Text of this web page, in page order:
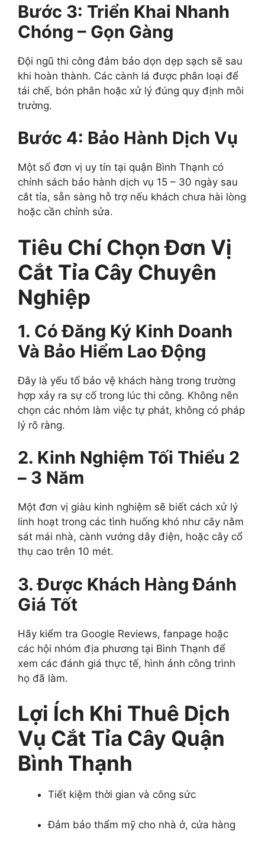
Bước 3: Triển Khai Nhanh
Chóng – Gọn Gàng
Đội ngũ thi công đảm bảo dọn dẹp sạch sẽ sau
khi hoàn thành. Các cành lá được phân loại để
tái chế, bón phân hoặc xử lý đúng quy định môi
trường.
Bước 4: Bảo Hành Dịch Vụ
Một số đơn vị uy tín tại quận Bình Thạnh có
chính sách bảo hành dịch vụ 15 – 30 ngày sau
cắt tỉa, sẵn sàng hỗ trợ nếu khách chưa hài lòng
hoặc cần chỉnh sửa.
Tiêu Chí Chọn Đơn Vị
Cắt Tỉa Cây Chuyên
Nghiệp
1. Có Đăng Ký Kinh Doanh
Và Bảo Hiểm Lao Động
Đây là yếu tố bảo vệ khách hàng trong trường
hợp xảy ra sự cố trong lúc thi công. Không nên
chọn các nhóm làm việc tự phát, không có pháp
lý rõ ràng.
2. Kinh Nghiệm Tối Thiểu 2
– 3 Năm
Một đơn vị giàu kinh nghiệm sẽ biết cách xử lý
linh hoạt trong các tình huống khó như cây nằm
sát mái nhà, cành vướng dây điện, hoặc cây cổ
thụ cao trên 10 mét.
3. Được Khách Hàng Đánh
Giá Tốt
Hãy kiểm tra Google Reviews, fanpage hoặc
các hội nhóm địa phương tại Bình Thạnh để
xem các đánh giá thực tế, hình ảnh công trình
họ đã làm.
Lợi Ích Khi Thuê Dịch
Vụ Cắt Tỉa Cây Quận
Bình Thạnh
Tiết kiệm thời gian và công sức
Đảm bảo thẩm mỹ cho nhà ở, cửa hàng